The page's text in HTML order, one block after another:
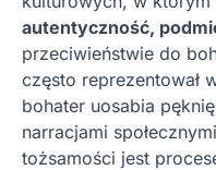
autentyczność,
przeciwieństwie do
często reprezentował
bohater uosabia
narracjami
tożsamości jest